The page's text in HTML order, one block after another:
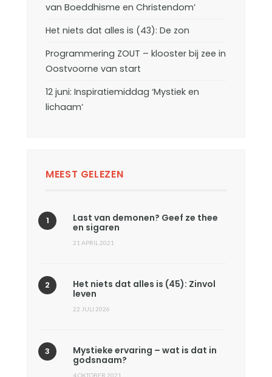
van Boeddhisme en Christendom’
Het niets dat alles is (43): De zon
Programmering ZOUT – klooster bij zee in
Oostvoorne van start
12 juni: Inspiratiemiddag ‘Mystiek en
lichaam’
MEEST GELEZEN
Last van demonen? Geef ze thee
en sigaren
21 APRIL 2021
Het niets dat alles is (45): Zinvol
leven
22 JULI 2026
Mystieke ervaring – wat is dat in
godsnaam?
4 OKTOBER 2021